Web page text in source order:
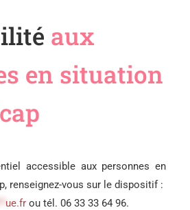
aux
en situation
accessible aux personnes en
renseignez-vous sur le dispositif :
ue.fr ou tél. 06 33 33 64 96.